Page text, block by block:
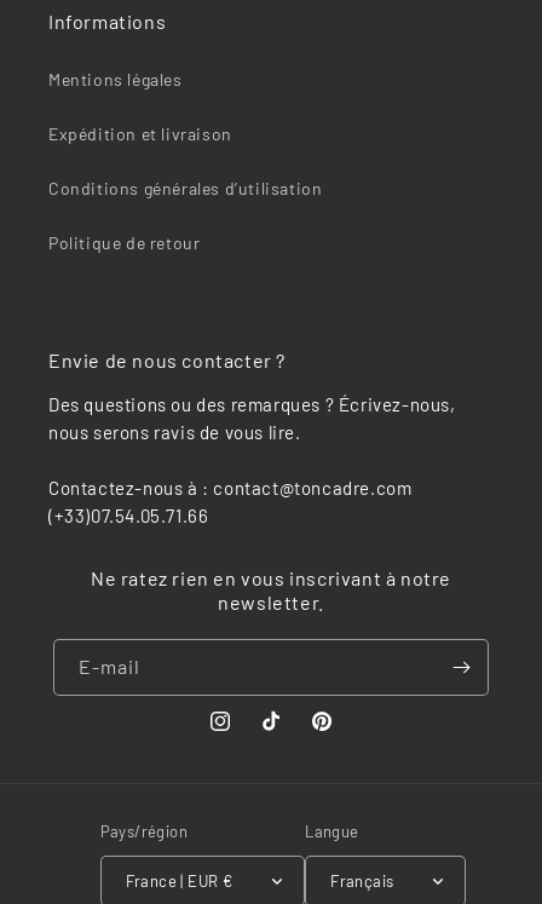
Informations
Mentions légales
Expédition et livraison
Conditions générales d’utilisation
Politique de retour
Envie de nous contacter ?
Des questions ou des remarques ? Écrivez-nous,
nous serons ravis de vous lire.
Contactez-nous à : contact@toncadre.com
(+33)07.54.05.71.66
Ne ratez rien en vous inscrivant à notre
newsletter.
E-mail
InstagramTikTok Pinterest
Pays/région
France | EUR €
Langue
Français